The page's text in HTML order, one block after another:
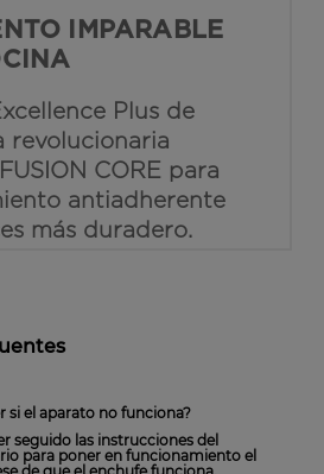
si el aparato no funciona?
seguido las instrucciones del
para poner en funcionamiento el